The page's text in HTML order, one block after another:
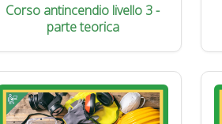
Corso antincendio livello 3 -
parte teorica